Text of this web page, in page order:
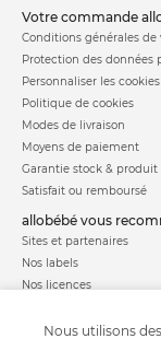
votre commande
Conditions générales de
Protection des données
Personnaliser les cookies
Politique de cookies
Modes de livraison
Moyens de paiement
Garantie stock & produit
Satisfait ou remboursé
allobébé vous
Sites et partenaires
Nos labels
Nos licences
Nous utilisons